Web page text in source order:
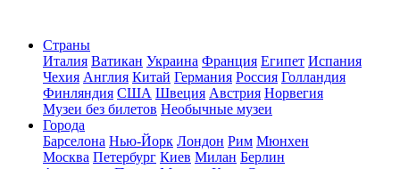
Страны
Италия Ватикан Украина Франция Египет Испания
Чехия Англия Китай Германия Россия Голландия
Финляндия США Швеция Австрия Норвегия
Музеи без билетов Необычные музеи
Города
Барселона Нью-Йорк Лондон Рим Мюнхен
Москва Петербург Киев Милан Берлин